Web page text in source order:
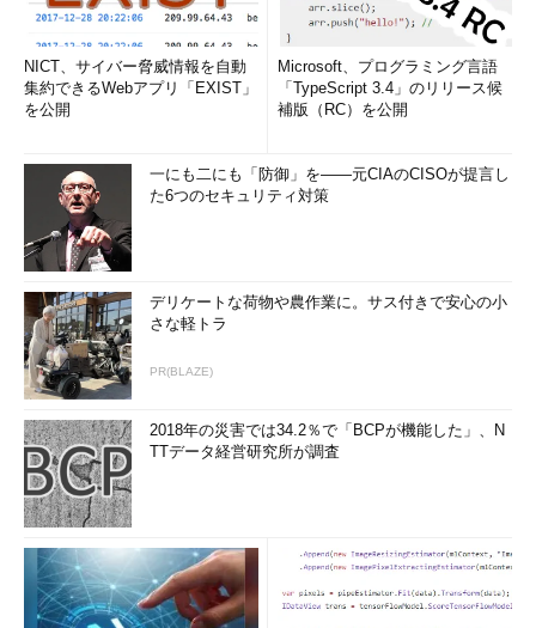
NICT、サイバー脅威情報を自動
集約できるWebアプリ「EXIST」
を公開
Microsoft、プログラミング言語
「TypeScript 3.4」のリリース候
補版（RC）を公開
一にも二にも「防御」を――元CIAのCISOが提言し
た6つのセキュリティ対策
デリケートな荷物や農作業に。サス付きで安心の小
さな軽トラ
PR(BLAZE)
2018年の災害では34.2％で「BCPが機能した」、N
TTデータ経営研究所が調査